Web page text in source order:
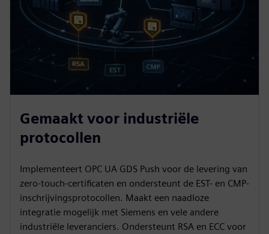
Gemaakt voor industriële
protocollen
Implementeert OPC UA GDS Push voor de levering van
zero-touch-certificaten en ondersteunt de EST- en CMP-
inschrijvingsprotocollen. Maakt een naadloze
integratie mogelijk met Siemens en vele andere
industriële leveranciers. Ondersteunt RSA en ECC voor